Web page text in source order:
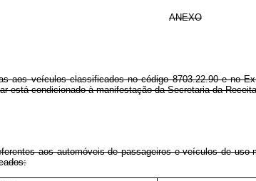
ANEXO
aos veículos classificados no código 8703.22.90 e no
está condicionado à manifestação da Secretaria da
aos automóveis de passageiros e veículos de